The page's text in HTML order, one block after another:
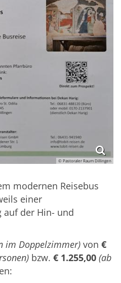
© Pastoraler Raum Dillingen
modernen Reisebus
einer
auf der Hin- und
im Doppelzimmer) von €
bzw. € 1.255,00 (ab